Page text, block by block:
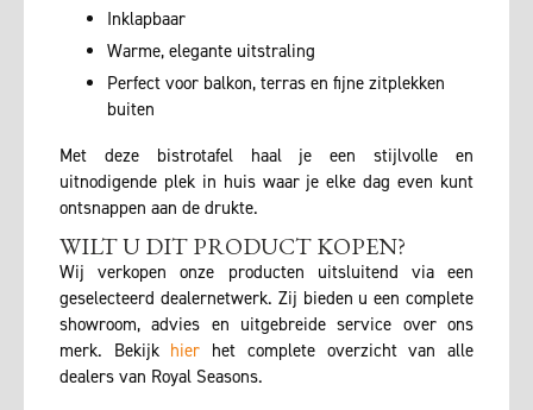
Inklapbaar
Warme, elegante uitstraling
Perfect voor balkon, terras en fijne zitplekken
buiten
Met deze bistrotafel haal je een stijlvolle en
uitnodigende plek in huis waar je elke dag even kunt
ontsnappen aan de drukte.
WILT U DIT PRODUCT KOPEN?
Wij verkopen onze producten uitsluitend via een
geselecteerd dealernetwerk. Zij bieden u een complete
showroom, advies en uitgebreide service over ons
merk. Bekijk hier het complete overzicht van alle
dealers van Royal Seasons.